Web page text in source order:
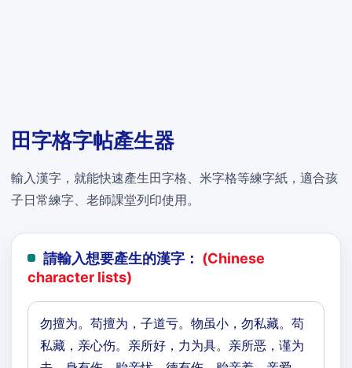
田字格字帖產生器
輸入漢字，就能快速產生田字格、米字格等練字紙，適合孩
子日常練字、老師課堂列印使用。
請輸入想要產生的漢字： (Chinese
character lists)